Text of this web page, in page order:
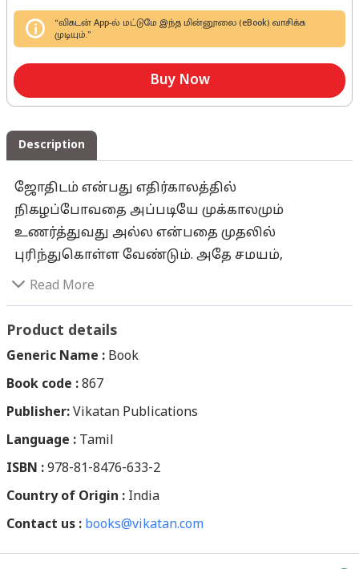
“விகடன் App-ல் மட்டுமே இந்த மின்னூலை (eBook) வாசிக்க
முடியும்.”
Buy Now
Description
ஜோதிடம் என்பது எதிர்காலத்தில்
நிகழப்போவதை அப்படியே முக்காலமும்
உணர்த்துவது அல்ல என்பதை முதலில்
புரிந்துகொள்ள வேண்டும். அதே சமயம்,
ஜோசியம் முழுவதுமே சுத்த ‘ஹம்பக்’ என்று
அடிப்படைத் தெளிவு இல்லாமல், ஜோதிடத்தை
துன்பம் வரும்போது நிலைகொள்ளாமல்
தவிப்பதும், திடீரென்று செல்வம் வரும்போது
என்ன செய்வது என்று தெரியாமல் முழி
கையாள்வது என்பதை சேஷாத்ரிநாத
சாஸ்திரிகள் இந்த நூலில் அருமையாக
Read More
Product details
Generic Name : Book
Book code : 867
Publisher: Vikatan Publications
Language : Tamil
ISBN : 978-81-8476-633-2
Country of Origin : India
Contact us : books@vikatan.com